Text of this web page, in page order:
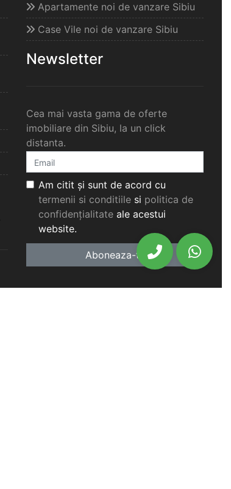
Apartamente noi de vanzare Sibiu
Case Vile noi de vanzare Sibiu
Newsletter
Cea mai vasta gama de oferte
imobiliare din Sibiu, la un click
distanta.
Am citit și sunt de acord cu
termenii si conditiile si politica de
confidențialitate ale acestui
website.
Aboneaza-te